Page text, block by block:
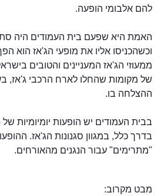
להם אלבומי הופעה.
האמת היא שפעם בית העמודים היה
וכשהכניסו אליו את מופעי הג'אז הוא
ממעוזי הג'אז המעניינים והטובים
של מקומות שהחלו לארח הרכבי ג'אז,
ההצלחה בו.
בבית העמודים יש הופעות יומיומיות
בדרך כלל, במגוון סגנונות הג'אז.
"מתרימים" עבור הנגנים מהאורחים.
מבט מקרוב: